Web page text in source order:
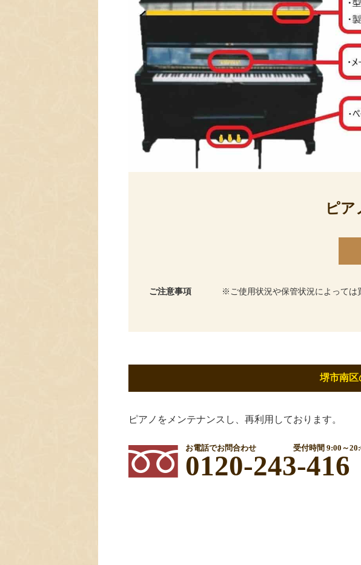
ピア
ご注意事項 ご使用状況や保管状況によって
堺市南区
ピアノをメンテナンスし、再利用しております。
お電話でお問合わせ 受付時間 9:00～
0120-243-416